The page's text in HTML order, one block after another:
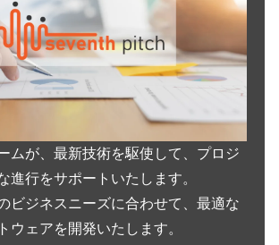
ムが、最新技術を駆使して、プロジ
進行をサポートいたします。
ビジネスニーズに合わせて、最適な
ウェアを開発いたします。